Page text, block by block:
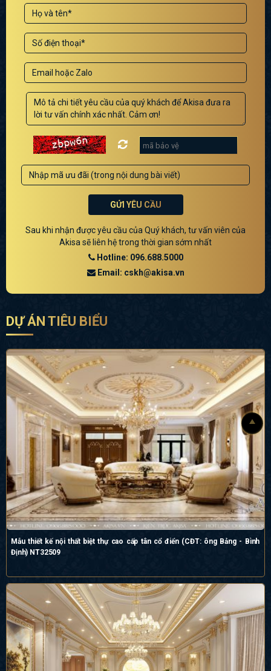
GỬI YÊU CẦU
Sau khi nhận được yêu cầu của Quý khách, tư vấn viên của
Akisa sẽ liên hệ trong thời gian sớm nhất
Hotline: 096.688.5000
Email: cskh@akisa.vn
DỰ ÁN TIÊU BIỂU
Mẫu thiết kế nội thất biệt thự cao cấp tân cổ điển (CĐT: ông Bảng - Bình
Định) NT32509